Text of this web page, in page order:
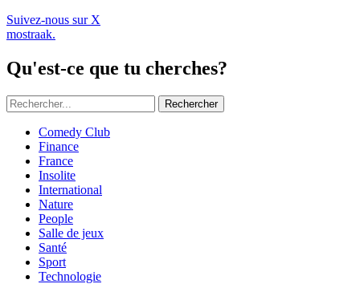
Suivez-nous sur X
mostraak.
Qu'est-ce que tu cherches?
Rechercher
Comedy Club
Finance
France
Insolite
International
Nature
People
Salle de jeux
Santé
Sport
Technologie